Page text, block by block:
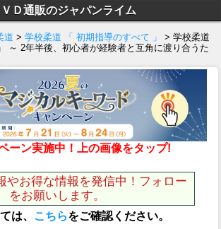
ＶＤ通販のジャパンライム
道 > 学校柔道 「 初期指導のすべて 」
> 学校柔道
～ 2年半後、初心者が経験者と互角に渡り合うた
ーン実施中！上の画像をタップ!
やお得な情報を発信中！フォロー
をお願いします。
は、 こちらをご確認ください。